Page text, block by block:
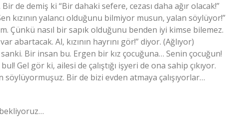
de demiş ki “Bir dahaki sefere, cezası daha ağır olacak!”
kızının yalancı olduğunu bilmiyor musun, yalan söylüyor!”
Çünkü nasıl bir sapık olduğunu benden iyi kimse bilemez.
abartacak. Al, kızının hayrını gör!” diyor. (Ağlıyor)
Bir insan bu. Ergen bir kız çocuğuna… Senin çocuğun!
Gel gör ki, ailesi de çalıştığı işyeri de ona sahip çıkıyor.
Bir de bizi evden atmaya çalışıyorlar…